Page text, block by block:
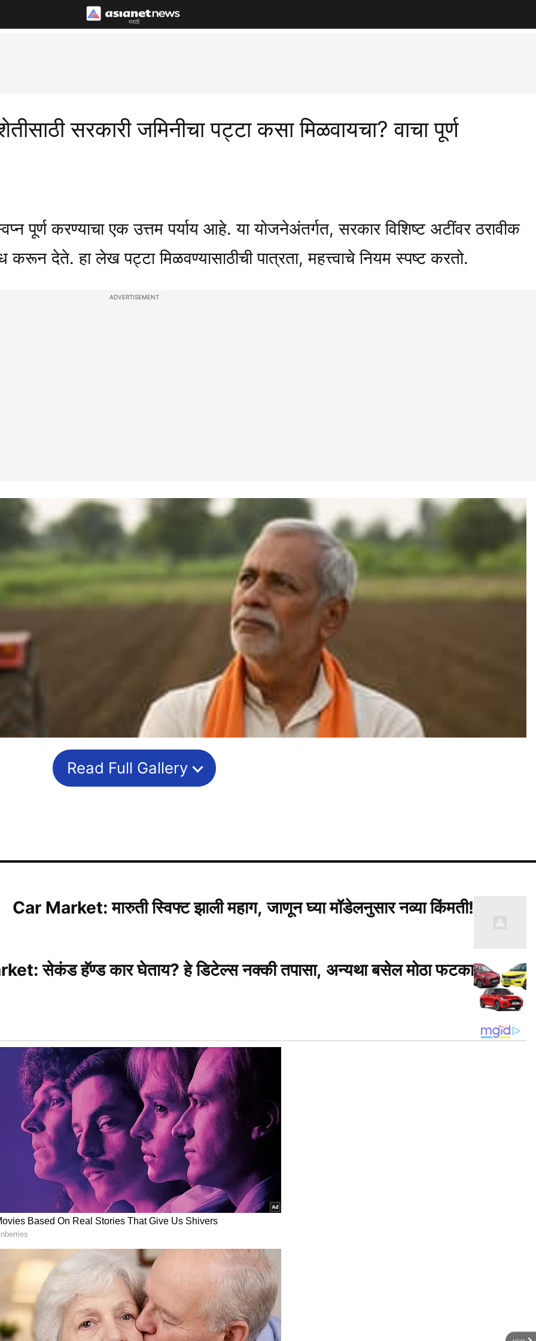
मराठी
सरकारी जमिनीचा पट्टा कसा मिळवायचा? वाचा पूर्ण
पूर्ण करण्याचा एक उत्तम पर्याय आहे. या योजनेअंतर्गत, सरकार विशिष्ट अटींवर ठरावीक
करून देते. हा लेख पट्टा मिळवण्यासाठीची पात्रता, महत्त्वाचे नियम स्पष्ट करतो.
अधुरे राहिलेल्या कष्टकरी आणि भूमिहीन शेतकऱ्यांसाठी 'भाडेपट्टा' (Leasehold Land)
अटींवर आणि ठरावीक कालावधीसाठी शेती करण्यासाठी जमीन उपलब्ध करून देते. या
Read Full Gallery
Car Market: मारुती स्विफ्ट झाली महाग, जाणून घ्या मॉडेलनुसार नव्या किंमती!
सेकंड हॅण्ड कार घेताय? हे डिटेल्स नक्की तपासा, अन्यथा बसेल मोठा फटका